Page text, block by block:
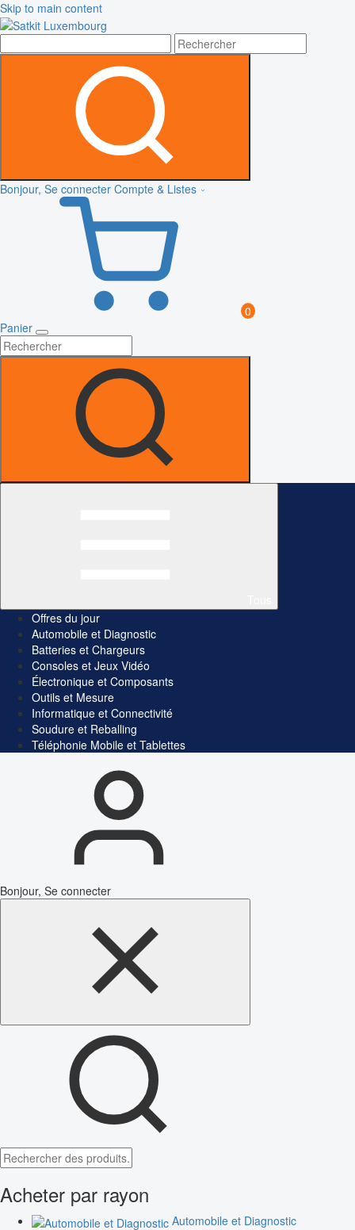
Skip to main content
Bonjour, Se connecter Compte & Listes
0
Panier
Offres du jour
Automobile et Diagnostic
Batteries et Chargeurs
Consoles et Jeux Vidéo
Électronique et Composants
Outils et Mesure
Informatique et Connectivité
Soudure et Reballing
Téléphonie Mobile et Tablettes
Bonjour, Se connecter
Acheter par rayon
Automobile et Diagnostic